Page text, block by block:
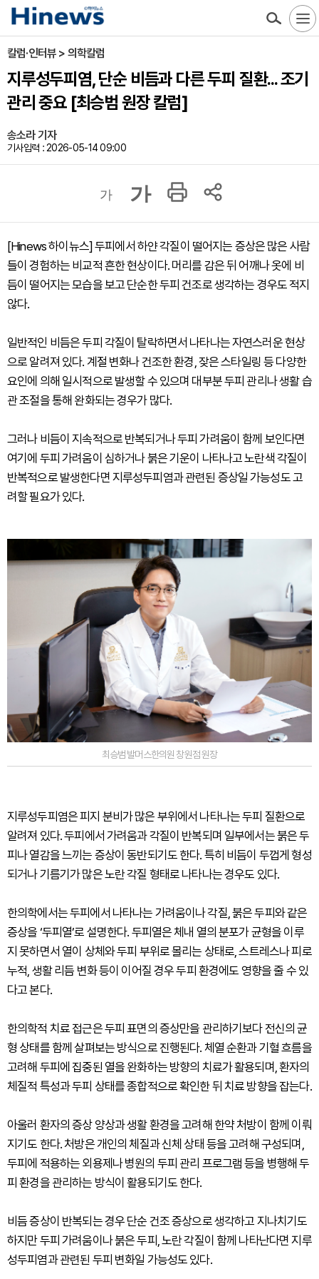
칼럼·인터뷰 > 의학칼럼
지루성두피염, 단순 비듬과 다른 두피 질환... 조기
관리 중요 [최승범 원장 칼럼]
송소라 기자
기사입력 : 2026-05-14 09:00
가 가
[Hinews 하이뉴스] 두피에서 하얀 각질이 떨어지는 증상은 많은 사람
들이 경험하는 비교적 흔한 현상이다. 머리를 감은 뒤 어깨나 옷에 비
듬이 떨어지는 모습을 보고 단순한 두피 건조로 생각하는 경우도 적지
않다.
일반적인 비듬은 두피 각질이 탈락하면서 나타나는 자연스러운 현상
으로 알려져 있다. 계절 변화나 건조한 환경, 잦은 스타일링 등 다양한
요인에 의해 일시적으로 발생할 수 있으며 대부분 두피 관리나 생활 습
관 조절을 통해 완화되는 경우가 많다.
그러나 비듬이 지속적으로 반복되거나 두피 가려움이 함께 보인다면
여기에 두피 가려움이 심하거나 붉은 기운이 나타나고 노란색 각질이
반복적으로 발생한다면 지루성두피염과 관련된 증상일 가능성도 고
려할 필요가 있다.
최승범 발머스한의원 창원점 원장
지루성두피염은 피지 분비가 많은 부위에서 나타나는 두피 질환으로
알려져 있다. 두피에서 가려움과 각질이 반복되며 일부에서는 붉은 두
피나 열감을 느끼는 증상이 동반되기도 한다. 특히 비듬이 두껍게 형성
되거나 기름기가 많은 노란 각질 형태로 나타나는 경우도 있다.
한의학에서는 두피에서 나타나는 가려움이나 각질, 붉은 두피와 같은
증상을 ‘두피열’로 설명한다. 두피열은 체내 열의 분포가 균형을 이루
지 못하면서 열이 상체와 두피 부위로 몰리는 상태로, 스트레스나 피로
누적, 생활 리듬 변화 등이 이어질 경우 두피 환경에도 영향을 줄 수 있
다고 본다.
한의학적 치료 접근은 두피 표면의 증상만을 관리하기보다 전신의 균
형 상태를 함께 살펴보는 방식으로 진행된다. 체열 순환과 기혈 흐름을
고려해 두피에 집중된 열을 완화하는 방향의 치료가 활용되며, 환자의
체질적 특성과 두피 상태를 종합적으로 확인한 뒤 치료 방향을 잡는다.
아울러 환자의 증상 양상과 생활 환경을 고려해 한약 처방이 함께 이뤄
지기도 한다. 처방은 개인의 체질과 신체 상태 등을 고려해 구성되며,
두피에 적용하는 외용제나 병원의 두피 관리 프로그램 등을 병행해 두
피 환경을 관리하는 방식이 활용되기도 한다.
비듬 증상이 반복되는 경우 단순 건조 증상으로 생각하고 지나치기도
하지만 두피 가려움이나 붉은 두피, 노란 각질이 함께 나타난다면 지루
성두피염과 관련된 두피 변화일 가능성도 있다.